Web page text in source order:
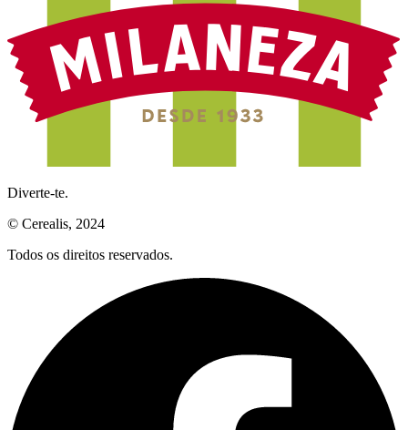
Diverte-te.
© Cerealis, 2024
Todos os direitos reservados.